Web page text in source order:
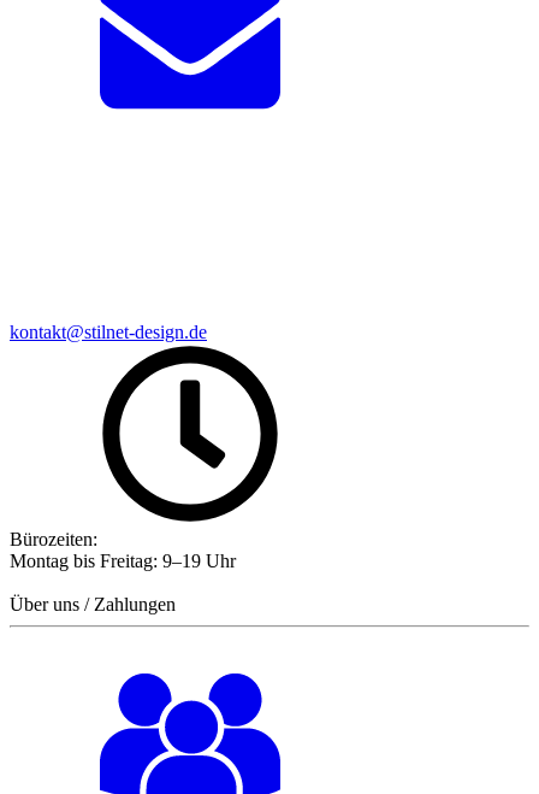
kontakt@stilnet-design.de
Bürozeiten:
Montag bis Freitag: 9–19 Uhr
Über uns / Zahlungen